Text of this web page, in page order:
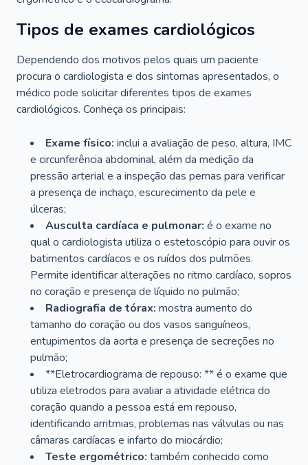
Tipos de exames cardiológicos
Dependendo dos motivos pelos quais um paciente
procura o cardiologista e dos sintomas apresentados, o
médico pode solicitar diferentes tipos de exames
cardiológicos. Conheça os principais:
Exame físico: inclui a avaliação de peso, altura, IMC
e circunferência abdominal, além da medição da
pressão arterial e a inspeção das pernas para verificar
a presença de inchaço, escurecimento da pele e
úlceras;
Ausculta cardíaca e pulmonar: é o exame no
qual o cardiologista utiliza o estetoscópio para ouvir os
batimentos cardíacos e os ruídos dos pulmões.
Permite identificar alterações no ritmo cardíaco, sopros
no coração e presença de líquido no pulmão;
Radiografia de tórax: mostra aumento do
tamanho do coração ou dos vasos sanguíneos,
entupimentos da aorta e presença de secreções no
pulmão;
**Eletrocardiograma de repouso: ** é o exame que
utiliza eletrodos para avaliar a atividade elétrica do
coração quando a pessoa está em repouso,
identificando arritmias, problemas nas válvulas ou nas
câmaras cardíacas e infarto do miocárdio;
Teste ergométrico: também conhecido como